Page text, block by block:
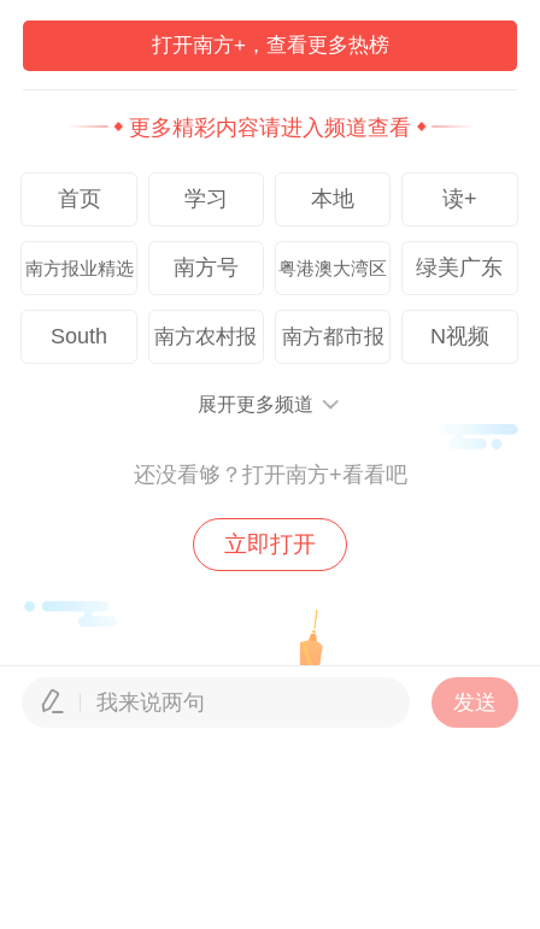
《城林雾韵间的光影》陈国龙
众山精密并非个例。在增城，越来越多
被忽视的“闲置资源”。据统计，截至目前，
市各区第二位，有力补充增城区可再生能源
这股“光伏热”同样在乡村蔓延。石滩镇
元洲村三峡移民村，建设“渔光互补”项目
——鱼塘上发电、鱼塘下养鱼，一地两用，
打造广州首个“集中汇流”模式光伏并网场
景，每年为村民创造超60万元“阳光”收入；
仙村镇西南村建设1条全长1.9公里的分布式
光伏长廊，巧妙融合低碳发电与岭南风貌，
将乡村低效空间盘活为兼具生态、经济与社
打开南方+，查看更多热榜
更多精彩内容请进入频道查看
首页 学习 本地 读+
南方报业精选 南方号 粤港澳大湾区 绿美广东
South 南方农村报 南方都市报 N视频
展开更多频道
还没看够？打开南方+看看吧
立即打开
发送